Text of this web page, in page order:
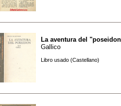
La aventura del
Gallico
Libro usado (Castellano)